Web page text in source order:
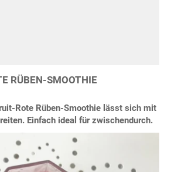
RÜBEN-SMOOTHIE
Rote Rüben-Smoothie lässt sich mit
Einfach ideal für zwischendurch.